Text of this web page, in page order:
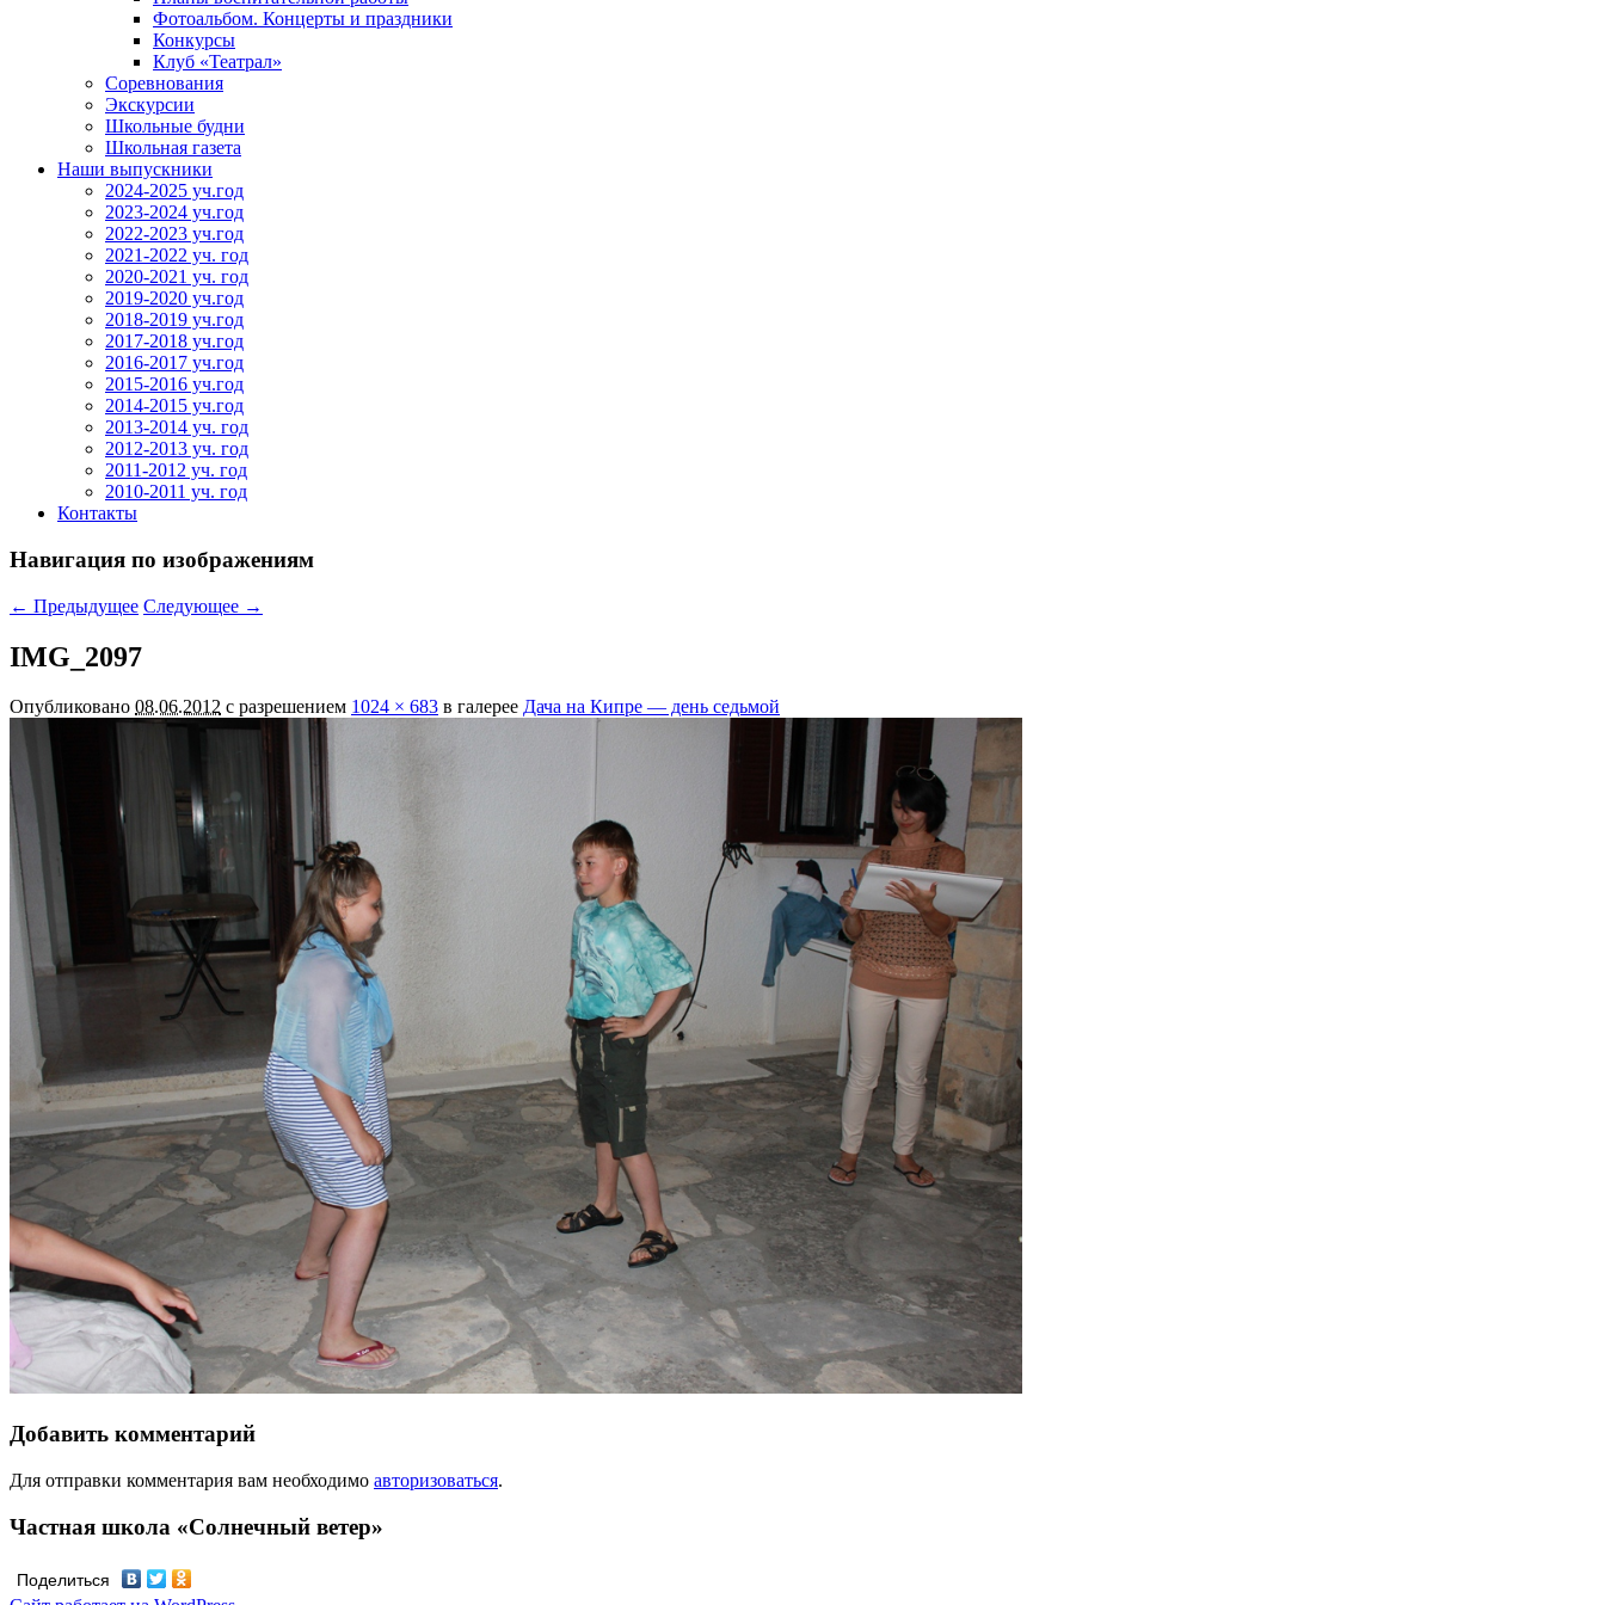
Фотоальбом. Концерты и праздники
Конкурсы
Клуб «Театрал»
Соревнования
Экскурсии
Школьные будни
Школьная газета
Наши выпускники
2024-2025 уч.год
2023-2024 уч.год
2022-2023 уч.год
2021-2022 уч. год
2020-2021 уч. год
2019-2020 уч.год
2018-2019 уч.год
2017-2018 уч.год
2016-2017 уч.год
2015-2016 уч.год
2014-2015 уч.год
2013-2014 уч. год
2012-2013 уч. год
2011-2012 уч. год
2010-2011 уч. год
Контакты
Навигация по изображениям
← Предыдущее Следующее →
IMG_2097
Опубликовано 08.06.2012 с разрешением 1024 × 683 в галерее Дача на Кипре — день седьмой
Добавить комментарий
Для отправки комментария вам необходимо авторизоваться.
Частная школа «Солнечный ветер»
Поделиться